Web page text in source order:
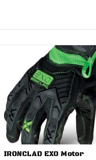
IRONCLAD EXO Motor